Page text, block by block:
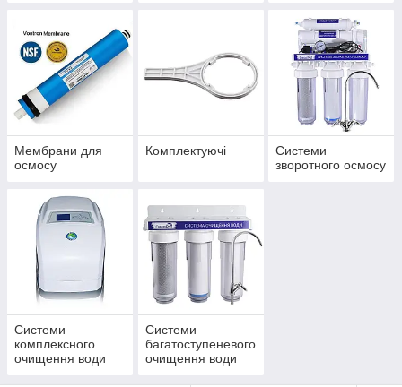
Мембрани для
осмосу
Комплектуючі
Системи
зворотного осмосу
Системи
комплексного
очищення води
Системи
багатоступеневого
очищення води